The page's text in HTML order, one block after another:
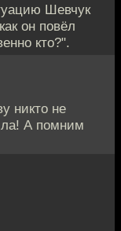
Шевчук
он повёл
кто?".
никто не
А помним